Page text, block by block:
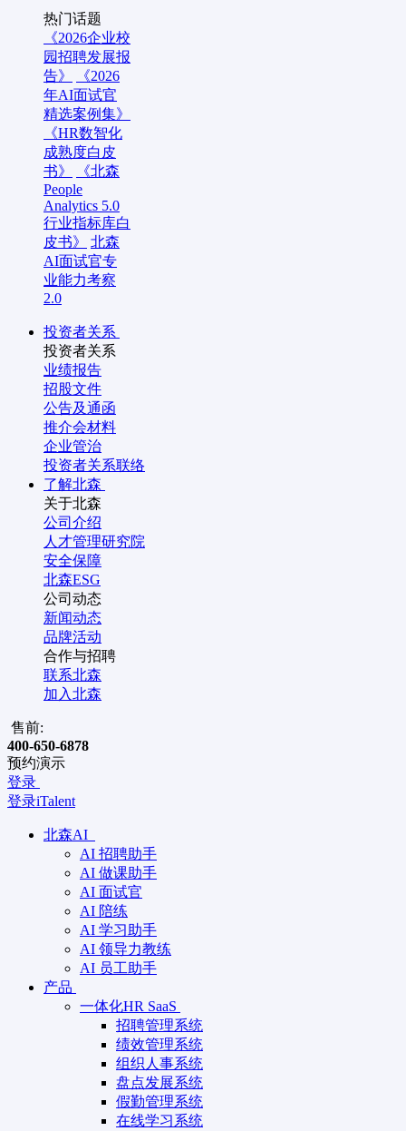
热门话题
《2026企业校
园招聘发展报
告》
《2026
年AI面试官
精选案例集》
《HR数智化
成熟度白皮
书》
《北森
People
Analytics 5.0
行业指标库白
皮书》
北森
AI面试官专
业能力考察
2.0
投资者关系
投资者关系
业绩报告
招股文件
公告及通函
推介会材料
企业管治
投资者关系联络
了解北森
关于北森
公司介绍
人才管理研究院
安全保障
北森ESG
公司动态
新闻动态
品牌活动
合作与招聘
联系北森
加入北森
售前:
400-650-6878
预约演示
登录
登录iTalent
北森AI
AI 招聘助手
AI 做课助手
AI 面试官
AI 陪练
AI 学习助手
AI 领导力教练
AI 员工助手
产品
一体化HR SaaS
招聘管理系统
绩效管理系统
组织人事系统
盘点发展系统
假勤管理系统
在线学习系统